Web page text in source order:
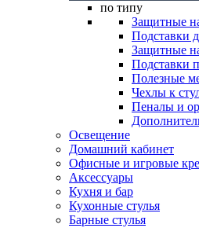
по типу
Защитные
Подставки
Защитные
Подставки
Полезные
Чехлы к
Пеналы и
Освещение
Домашний кабинет
Офисные и игровые
Аксессуары
Кухня и бар
Кухонные стулья
Барные стулья